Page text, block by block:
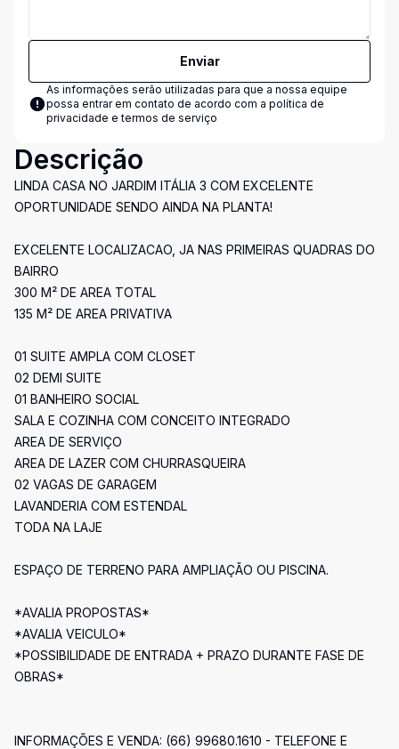
Enviar
As informações serão utilizadas para que a nossa equipe
possa entrar em contato de acordo com a política de
privacidade e termos de serviço
Descrição
LINDA CASA NO JARDIM ITÁLIA 3 COM EXCELENTE
OPORTUNIDADE SENDO AINDA NA PLANTA!
EXCELENTE LOCALIZACAO, JA NAS PRIMEIRAS QUADRAS DO
BAIRRO
300 M² DE AREA TOTAL
135 M² DE AREA PRIVATIVA
01 SUITE AMPLA COM CLOSET
02 DEMI SUITE
01 BANHEIRO SOCIAL
SALA E COZINHA COM CONCEITO INTEGRADO
AREA DE SERVIÇO
AREA DE LAZER COM CHURRASQUEIRA
02 VAGAS DE GARAGEM
LAVANDERIA COM ESTENDAL
TODA NA LAJE
ESPAÇO DE TERRENO PARA AMPLIAÇÃO OU PISCINA.
*AVALIA PROPOSTAS*
*AVALIA VEICULO*
*POSSIBILIDADE DE ENTRADA + PRAZO DURANTE FASE DE
OBRAS*
INFORMAÇÕES E VENDA: (66) 99680.1610 - TELEFONE E